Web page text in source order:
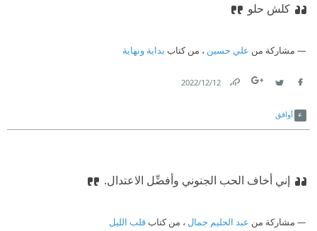
كلش حلو
مشاركة من علي حسين ، من كتاب بداية ونهاية
12‏/12‏/2022
أوافق
إني أخاف الحب الجنوني وأفضِّل الاعتدال.
مشاركة من عبد الحليم جمال ، من كتابقلب الليل